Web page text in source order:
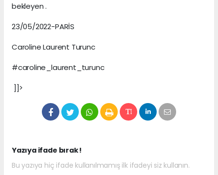
bekleyen .
23/05/2022-PARİS
Caroline Laurent Turunc
#caroline_laurent_turunc
]]>
Yazıya ifade bırak !
Bu yazıya hiç ifade kullanılmamış ilk ifadeyi siz kullanın.